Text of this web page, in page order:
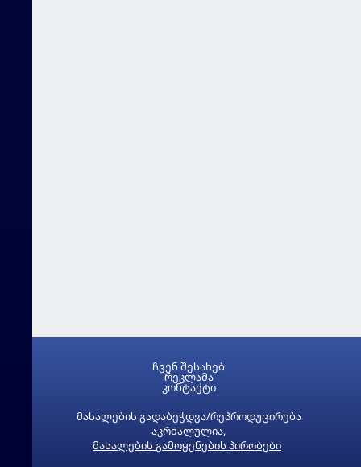
მასალების გადაბეჭდვა/რეპროდუცირება
აკრძალულია,
მასალების გამოყენების პირობები
ჩვენ შესახებ
რეკლამა
კონტაქტი